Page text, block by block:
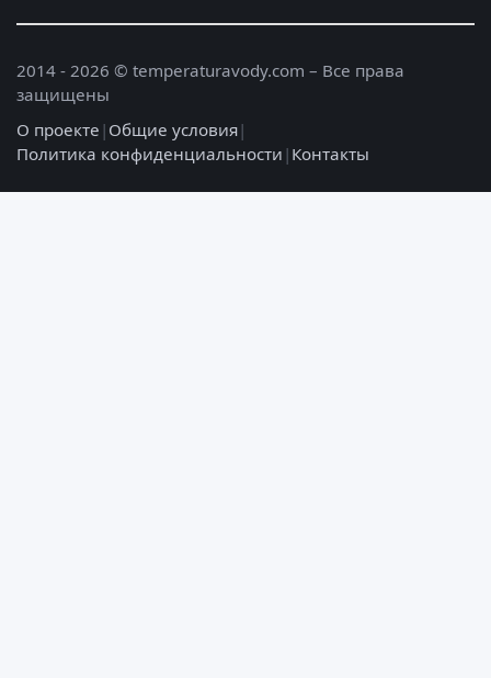
2014 - 2026 © temperaturavody.com – Все права
защищены
О проекте | Общие условия|
Политика конфиденциальности | Контакты